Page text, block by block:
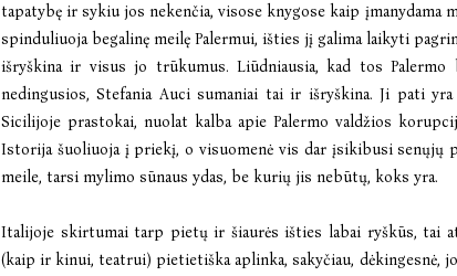
tapatybę ir sykiu jos nekenčia, visose knygose kaip įmanydama
spinduliuoja begalinę meilę Palermui, išties jį galima laikyti
išryškina ir visus jo trūkumus. Liūdniausia, kad tos Palermo
nedingusios, Stefania Auci sumaniai tai ir išryškina. Ji pati
Sicilijoje prastokai, nuolat kalba apie Palermo valdžios
Istorija šuoliuoja į priekį, o visuomenė vis dar įsikibusi senųjų
meile, tarsi mylimo sūnaus ydas, be kurių jis nebūtų, koks yra.
Italijoje skirtumai tarp pietų ir šiaurės išties labai ryškūs, tai
(kaip ir kinui, teatrui) pietietiška aplinka, sakyčiau, dėkingesnė,